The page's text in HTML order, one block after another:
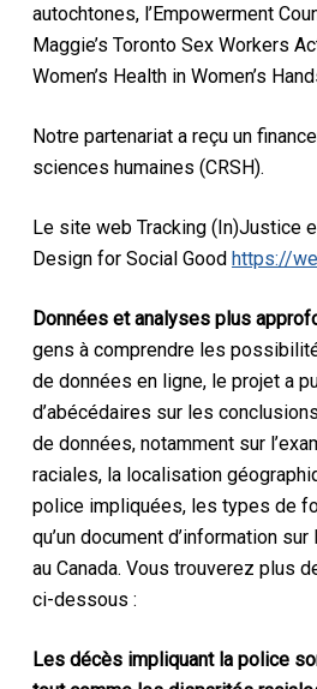
autochtones, l’Empowerment
Maggie’s Toronto Sex Workers
Women’s Health in Women’s
Notre partenariat a reçu un
sciences humaines (CRSH).
Le site web Tracking (In)Justice
Design for Social Good https://
Données et analyses plus
gens à comprendre les
de données en ligne, le projet a
d’abécédaires sur les
de données, notamment sur
raciales, la localisation
police impliquées, les types de
qu’un document d’information
au Canada. Vous trouverez plus
ci-dessous :
Les décès impliquant la police